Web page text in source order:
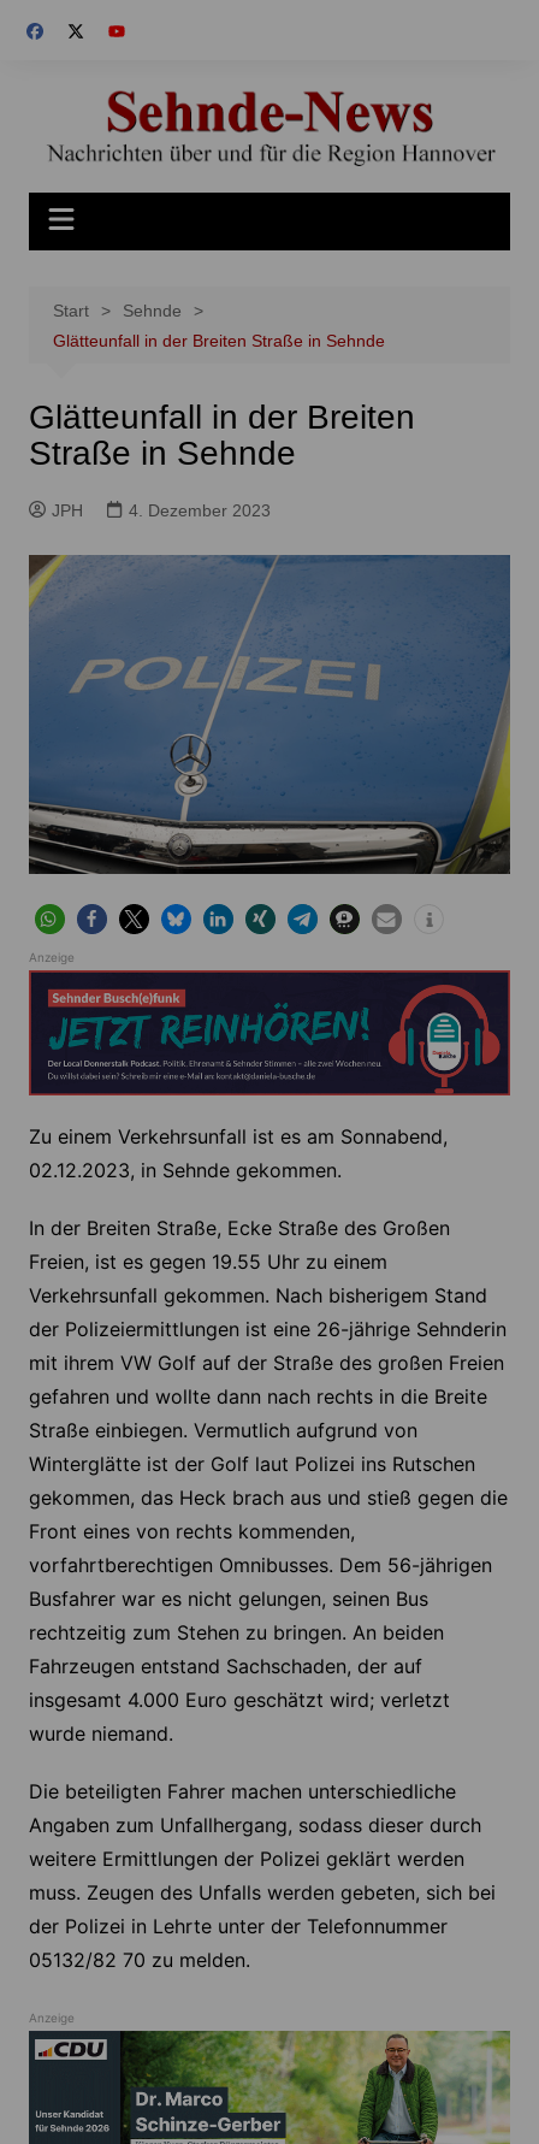
Inhalt
Start
Sehnde
Glätteunfall in der Breiten Straße in Sehnde
Glätteunfall in der Breiten
Straße in Sehnde
JPH 4. Dezember 2023
Anzeige
Zu einem Verkehrsunfall ist es am Sonnabend,
02.12.2023, in Sehnde gekommen.
In der Breiten Straße, Ecke Straße des Großen
Freien, ist es gegen 19.55 Uhr zu einem
Verkehrsunfall gekommen. Nach bisherigem Stand
der Polizeiermittlungen ist eine 26-jährige Sehnderin
mit ihrem VW Golf auf der Straße des großen Freien
gefahren und wollte dann nach rechts in die Breite
Straße einbiegen. Vermutlich aufgrund von
Winterglätte ist der Golf laut Polizei ins Rutschen
gekommen, das Heck brach aus und stieß gegen die
Front eines von rechts kommenden,
vorfahrtberechtigen Omnibusses. Dem 56-jährigen
Busfahrer war es nicht gelungen, seinen Bus
rechtzeitig zum Stehen zu bringen. An beiden
Fahrzeugen entstand Sachschaden, der auf
insgesamt 4.000 Euro geschätzt wird; verletzt
wurde niemand.
Die beteiligten Fahrer machen unterschiedliche
Angaben zum Unfallhergang, sodass dieser durch
weitere Ermittlungen der Polizei geklärt werden
muss. Zeugen des Unfalls werden gebeten, sich bei
der Polizei in Lehrte unter der Telefonnummer
05132/82 70 zu melden.
Anzeige